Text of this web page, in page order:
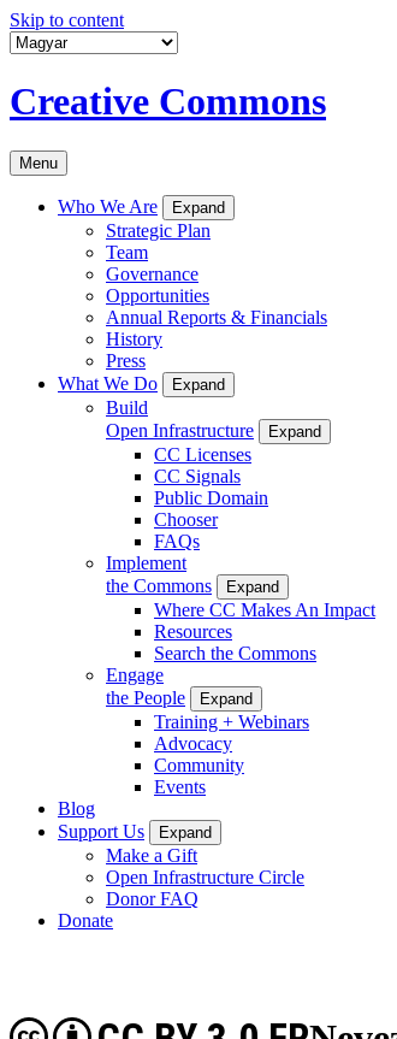
Skip to content
Creative Commons
Menu
Who We Are Expand
Strategic Plan
Team
Governance
Opportunities
Annual Reports & Financials
History
Press
What We Do
Expand
Build
Open Infrastructure
Expand
CC Licenses
CC Signals
Public Domain
Chooser
FAQs
Implement
the Commons
Expand
Where CC Makes An Impact
Resources
Search the Commons
Engage
the People
Expand
Training + Webinars
Advocacy
Community
Events
Blog
Support Us
Expand
Make a Gift
Open Infrastructure Circle
Donor FAQ
Donate